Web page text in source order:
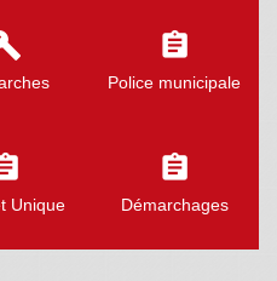
assignment
Police municipale
Unique
assignment
Démarchages